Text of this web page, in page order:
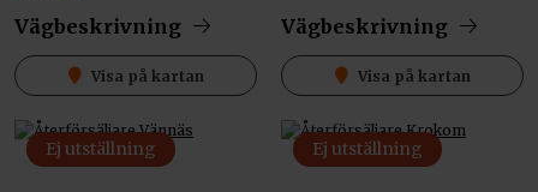
Vägbeskrivning
Visa på kartan
Vägbeskrivning
Visa på kartan
Ej utställning Ej utställning